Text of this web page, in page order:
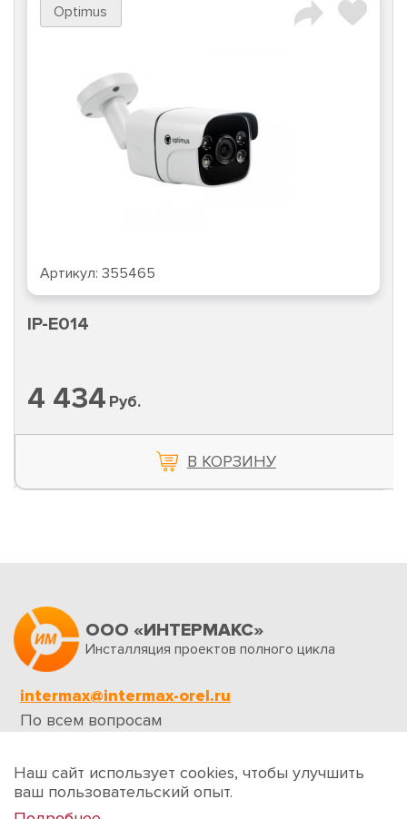
Optimus
Артикул: 355465
IP-E014
4 434 Руб.
В КОРЗИНУ
ООО «ИНТЕРМАКС»
Инсталляция проектов полного цикла
intermax@intermax-orel.ru
По всем вопросам
Обратная связь
Наш сайт использует cookies, чтобы улучшить
ваш пользовательский опыт.